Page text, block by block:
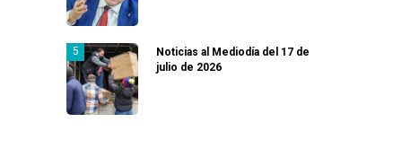
Noticias al Mediodía del 17 de
julio de 2026